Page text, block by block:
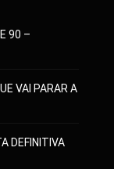
90 –
VAI PARAR A
DEFINITIVA